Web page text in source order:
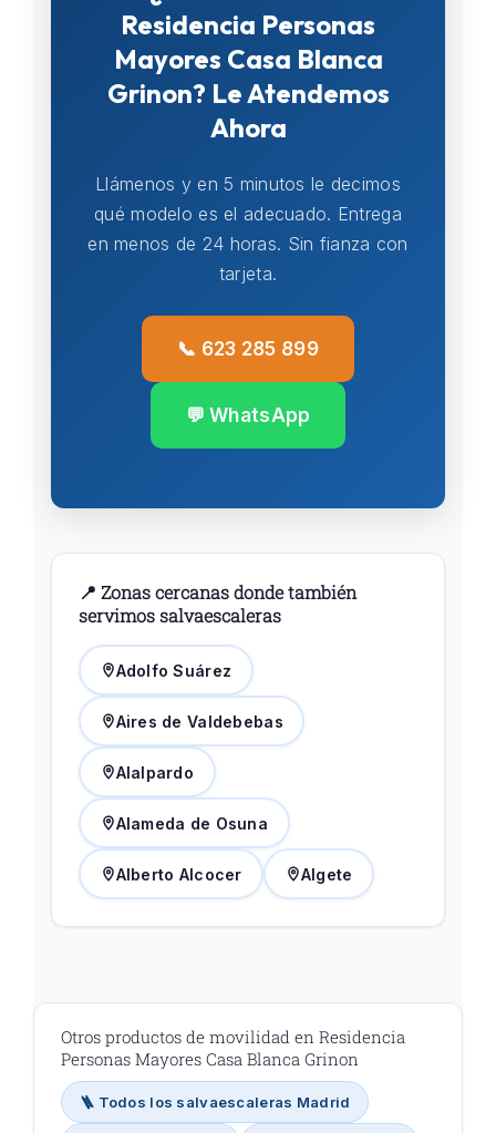
Residencia Personas
Mayores Casa Blanca
Grinon? Le Atendemos
Ahora
Llámenos y en 5 minutos le decimos
qué modelo es el adecuado. Entrega
en menos de 24 horas. Sin fianza con
tarjeta.
📞 623 285 899
💬 WhatsApp
📍 Zonas cercanas donde también
servimos salvaescaleras
Adolfo Suárez
Aires de Valdebebas
Alalpardo
Alameda de Osuna
Alberto Alcocer Algete
Otros productos de movilidad en Residencia
Personas Mayores Casa Blanca Grinon
🪜 Todos los salvaescaleras Madrid